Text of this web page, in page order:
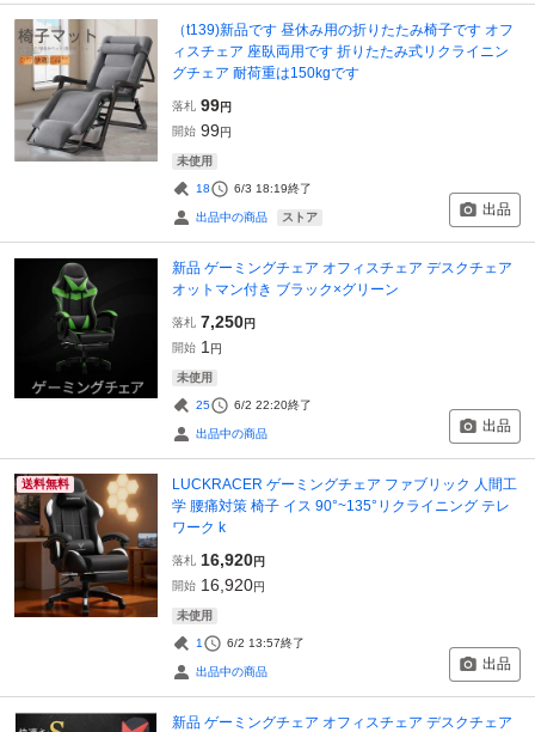
（t139)新品です 昼休み用の折りたたみ椅子です オフ
ィスチェア 座臥両用です 折りたたみ式リクライニン
グチェア 耐荷重は150kgです
落札 99円
開始 99円
未使用
18 6/3 18:19終了
出品中の商品 ストア 出品
新品 ゲーミングチェア オフィスチェア デスクチェア
オットマン付き ブラック×グリーン
落札 7,250円
開始 1 円
未使用
25 6/2 22:20終了
出品中の商品 出品
送料無料
LUCKRACER ゲーミングチェア ファブリック 人間工
学 腰痛対策 椅子 イス 90°~135°リクライニング テレ
ワーク k
落札 16,920円
開始 16,920円
未使用
1 6/2 13:57終了
出品中の商品 出品
新品 ゲーミングチェア オフィスチェア デスクチェア